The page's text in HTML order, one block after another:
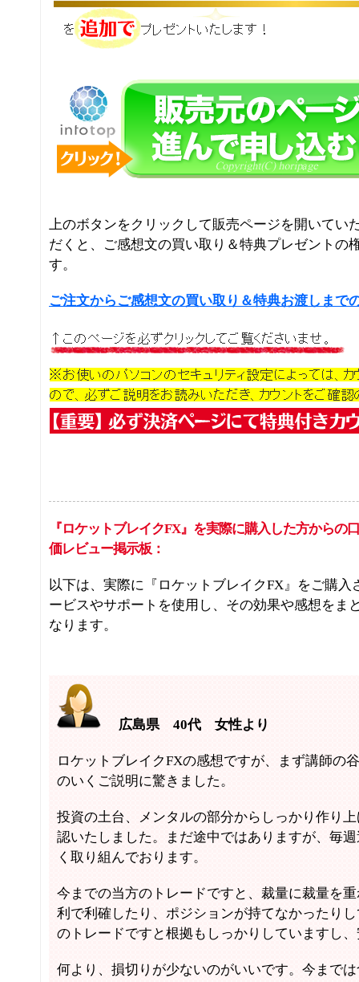
上のボタンをクリックして販売ページを開いてい
だくと、ご感想文の買い取り＆特典プレゼントの
す。
ご注文からご感想文の買い取り＆特典お渡しまで
『ロケットブレイクFX』を実際に購入した方からの
価レビュー掲示板：
以下は、実際に『ロケットブレイクFX』をご購入
ービスやサポートを使用し、その効果や感想をま
なります。
広島県 40代 女性より
ロケットブレイクFXの感想ですが、まず講師の
のいくご説明に驚きました。
投資の土台、メンタルの部分からしっかり作り
認いたしました。まだ途中ではありますが、毎
く取り組んでおります。
今までの当方のトレードですと、裁量に裁量を
利で利確したり、ポジションが持てなかったり
のトレードですと根拠もしっかりしていますし
何より、損切りが少ないのがいいです。今まで